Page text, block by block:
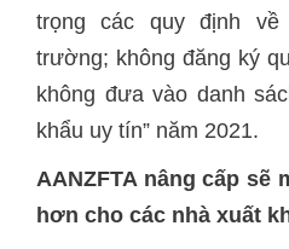
trọng các quy định về
trường; không đăng ký
không đưa vào danh
khẩu uy tín” năm 2021.
AANZFTA nâng cấp sẽ
hơn cho các nhà xuất